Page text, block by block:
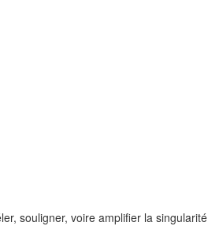
souligner, voire amplifier la singularité